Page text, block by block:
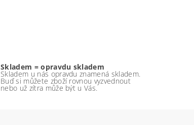
Skladem = opravdu skladem
Skladem u nás opravdu znamená skladem.
Buď si můžete zboží rovnou vyzvednout
nebo už zítra může být u Vás.